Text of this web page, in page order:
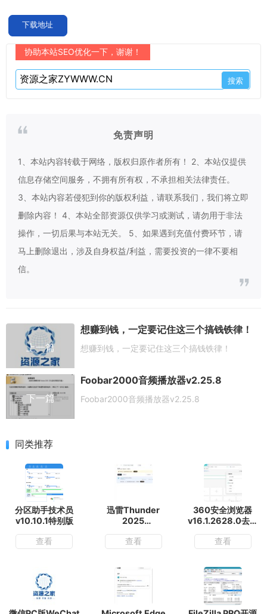
下载地址
协助本站SEO优化一下，谢谢！
免责声明
1、本站内容转载于网络，版权归原作者所有！ 2、本站仅提供
信息存储空间服务，不拥有所有权，不承担相关法律责任。
3、本站内容若侵犯到你的版权利益，请联系我们，我们将立即
删除内容！ 4、本站全部资源仅供学习或测试，请勿用于非法
操作，一切后果与本站无关。 5、如果遇到充值付费环节，请
马上删除退出，涉及自身权益/利益，需要投资的一律不要相
信。
上一篇
想赚到钱，一定要记住这三个搞钱铁律！
想赚到钱，一定要记住这三个搞钱铁律！
下一篇
Foobar2000音频播放器v2.25.8
Foobar2000音频播放器v2.25.8
同类推荐
分区助手技术员
v10.10.1特别版
查看
迅雷Thunder
2025
精简会员版
查看
360安全浏览器
v16.1.2628.0去广
查看